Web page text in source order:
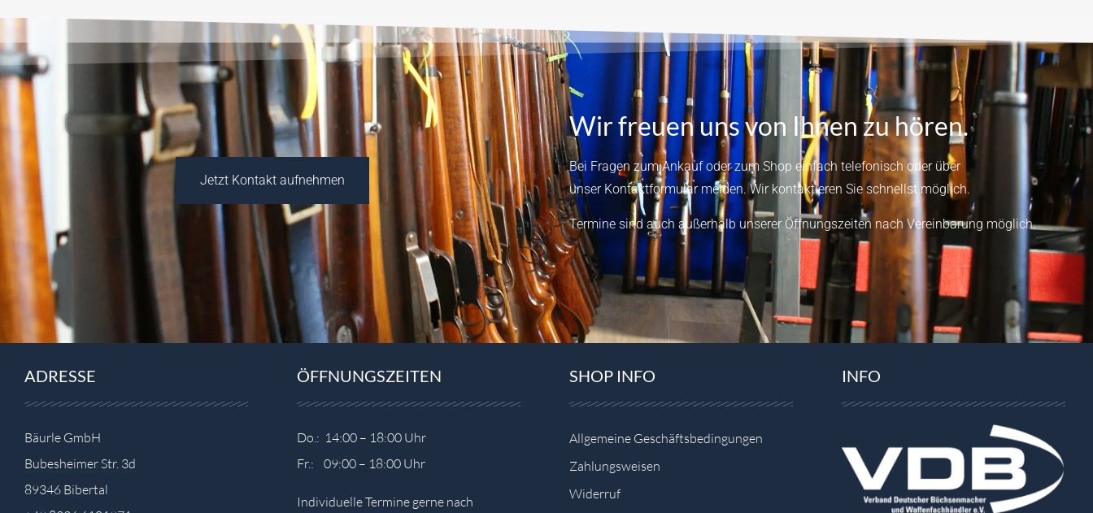
Jetzt Kontakt aufnehmen
Wir freuen uns von Ihnen zu hören.
Bei Fragen zum Ankauf oder zum Shop einfach telefonisch oder über
unser Kontaktformularmelden.Wir kontaktieren Sie schnellst möglich.
Termine sind auch außerhalb unserer Öffnungszeiten nach Vereinbarung möglich.
ADRESSE
Bäurle GmbH
Bubesheimer Str. 3d
89346 Bibertal
ÖFFNUNGSZEITEN
Do.: 14:00 – 18:00 Uhr
Fr.: 09:00 – 18:00 Uhr
Individuelle Termine gerne nach
SHOP INFO
Allgemeine Geschäftsbedingungen
Zahlungsweisen
Widerruf
INFO